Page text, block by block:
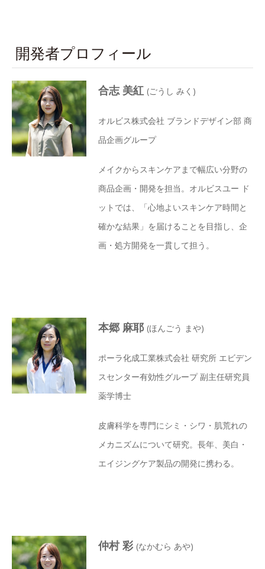
開発者プロフィール
合志 美紅 (ごうし みく)
オルビス株式会社 ブランドデザイン部 商
品企画グループ
メイクからスキンケアまで幅広い分野の
商品企画・開発を担当。オルビスユー ド
ットでは、「心地よいスキンケア時間と
確かな結果」を届けることを目指し、企
画・処方開発を一貫して担う。
本郷 麻耶 (ほんごう まや)
ポーラ化成工業株式会社 研究所 エビデン
スセンター有効性グループ 副主任研究員
薬学博士
皮膚科学を専門にシミ・シワ・肌荒れの
メカニズムについて研究。長年、美白・
エイジングケア製品の開発に携わる。
仲村 彩 (なかむら あや)